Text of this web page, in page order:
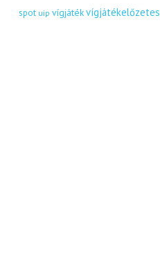
spot uip vígjátékvígjátékelőzetes